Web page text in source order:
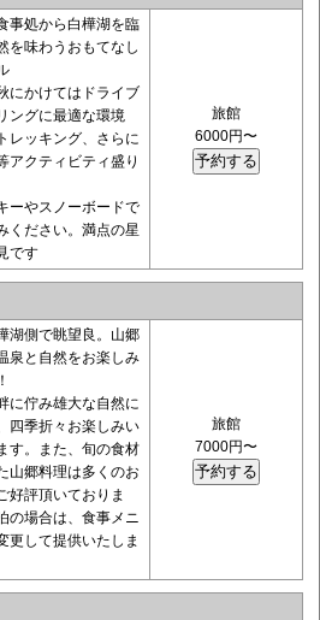
事処から白樺湖を臨
を味わうおもてなし
にかけてはドライブ
ングに最適な環境
レッキング、さらに
アクティビティ盛り
ーやスノーボードで
ください。満点の星
です
旅館
6000円〜
湖側で眺望良。山郷
泉と自然をお楽しみ
に佇み雄大な自然に
四季折々お楽しみい
す。また、旬の食材
山郷料理は多くのお
好評頂いておりま
の場合は、食事メニ
更して提供いたしま
旅館
7000円〜